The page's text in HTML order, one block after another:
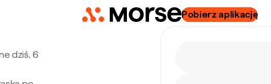
Pobierz aplikację
dziś, 6